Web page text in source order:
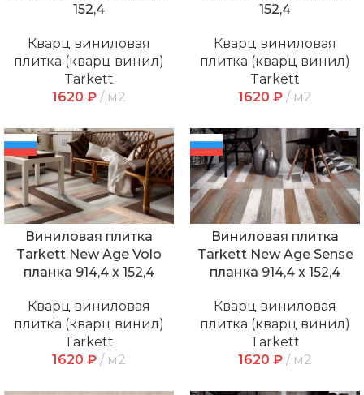
152,4
Кварц виниловая
плитка (кварц винил)
Tarkett
1620 ₽ м2
152,4
Кварц виниловая
плитка (кварц винил)
Tarkett
1620 ₽ м2
Виниловая плитка
Tarkett New Age Volo
планка 914,4 x 152,4
Кварц виниловая
плитка (кварц винил)
Tarkett
1620 ₽ м2
Виниловая плитка
Tarkett New Age Sense
планка 914,4 x 152,4
Кварц виниловая
плитка (кварц винил)
Tarkett
1620 ₽ м2